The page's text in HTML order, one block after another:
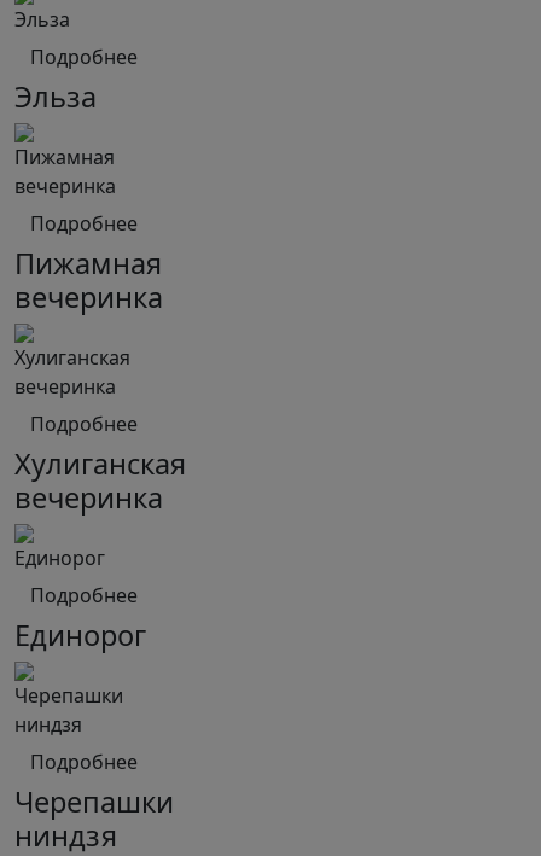
Подробнее
Эльза
Подробнее
Пижамная
вечеринка
Подробнее
Хулиганская
вечеринка
Подробнее
Единорог
Подробнее
Черепашки
ниндзя